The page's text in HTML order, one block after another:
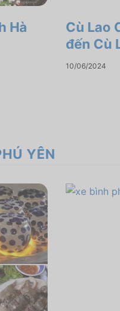
Hà
Cù Lao
đến Cù
10/06/2024
YÊN